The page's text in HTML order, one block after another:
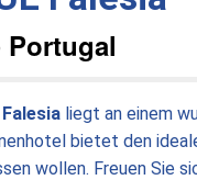
Portugal
Falesia liegt an einem
bietet den
wollen. Freuen Sie